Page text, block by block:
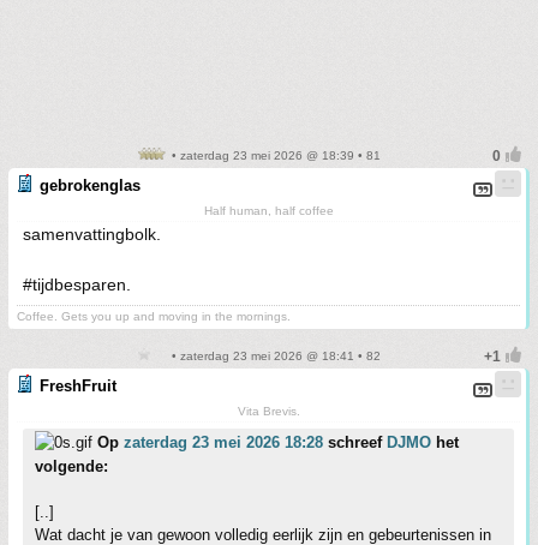
• zaterdag 23 mei 2026 @ 18:39 • 81
gebrokenglas
Half human, half coffee
samenvattingbolk.
#tijdbesparen.
Coffee. Gets you up and moving in the mornings.
• zaterdag 23 mei 2026 @ 18:41 • 82
FreshFruit
Vita Brevis.
Op zaterdag 23 mei 2026 18:28 schreef DJMO het
volgende:
[..]
Wat dacht je van gewoon volledig eerlijk zijn en gebeurtenissen in